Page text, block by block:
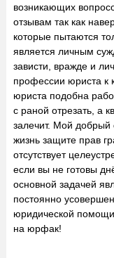
возникающих
отзывам так как
которые пытаются
является личным
зависти, вражде и
профессии юриста к
юриста подобна
с раной отрезать, а
залечит. Мой добрый
жизнь защите прав
отсутствует
если вы не готовы
основной задачей
постоянно
юридической помощи
на юрфак!